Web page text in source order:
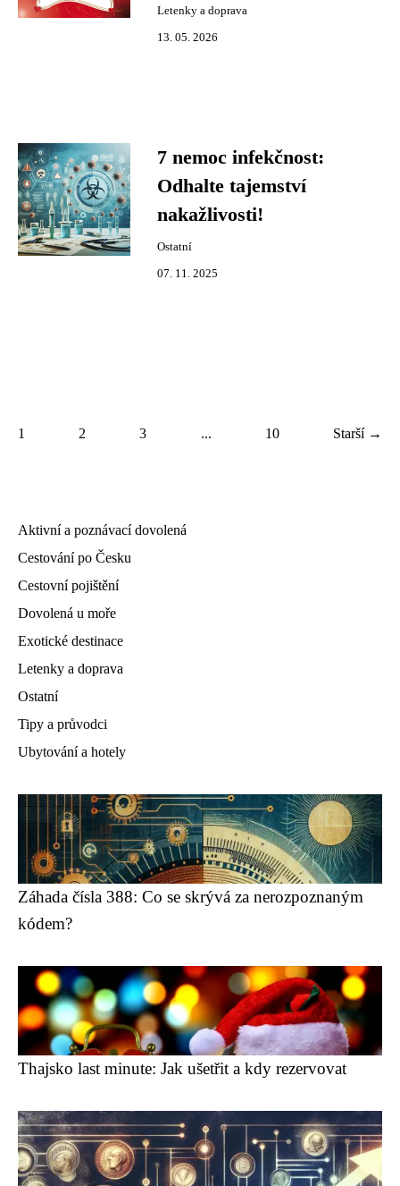
Letenky a doprava
13. 05. 2026
7 nemoc infekčnost:
Odhalte tajemství
nakažlivosti!
Ostatní
07. 11. 2025
1 2 3 ... 10 Starší →
Aktivní a poznávací dovolená
Cestování po Česku
Cestovní pojištění
Dovolená u moře
Exotické destinace
Letenky a doprava
Ostatní
Tipy a průvodci
Ubytování a hotely
Záhada čísla 388: Co se skrývá za nerozpoznaným
kódem?
Thajsko last minute: Jak ušetřit a kdy rezervovat